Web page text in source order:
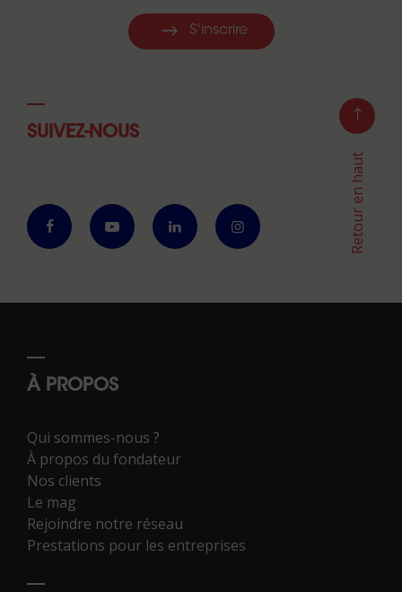
S'inscrire
SUIVEZ-NOUS
Retour en haut
À PROPOS
Qui sommes-nous ?
À propos du fondateur
Nos clients
Le mag
Rejoindre notre réseau
Prestations pour les entreprises